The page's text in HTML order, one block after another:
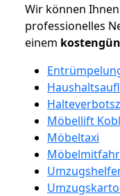
Wir können
professionelles
einem
Möbellift
Möbeltaxi